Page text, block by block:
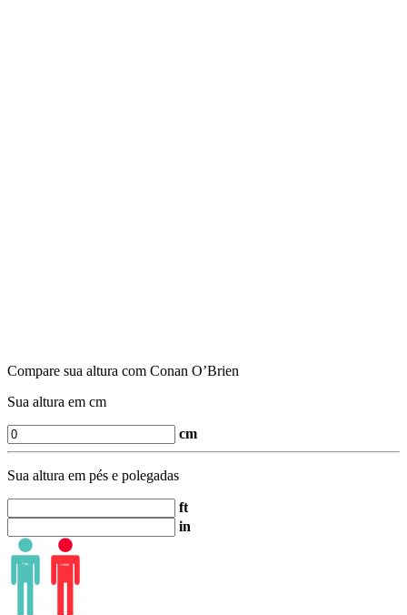
Compare sua altura com Conan O’Brien
Sua altura em cm
cm
Sua altura em pés e polegadas
ft
in